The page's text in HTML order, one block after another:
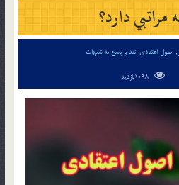
دارد؟
, اصول اعتقادی, نقد و پاسخ به شبهات